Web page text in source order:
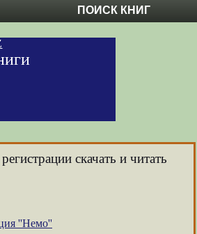
ПОИСК КНИГ
скачать и читать
''Немо''